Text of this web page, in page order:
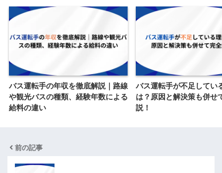
バス運転手の年収を徹底解説｜路線
や観光バスの種類、経験年数による
給料の違い
バス運転手が不足してい
は？原因と解決策も併せ
説！
前の記事